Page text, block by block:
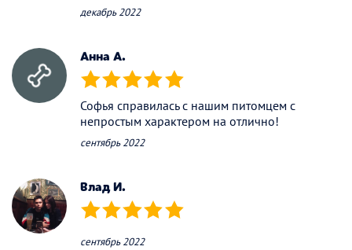
декабрь 2022
Анна А.
(*) (*) (*) (*) (*)
Софья справилась с нашим питомцем с
непростым характером на отлично!
сентябрь 2022
Влад И.
(*) (*) (*) (*) (*)
сентябрь 2022